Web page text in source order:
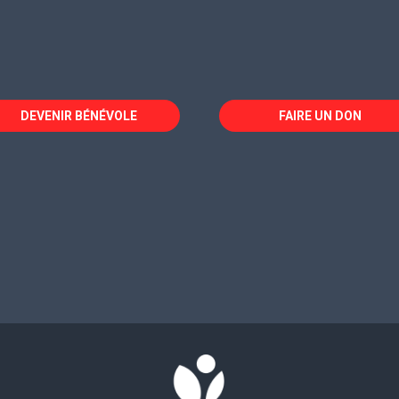
DEVENIR BÉNÉVOLE FAIRE UN DON